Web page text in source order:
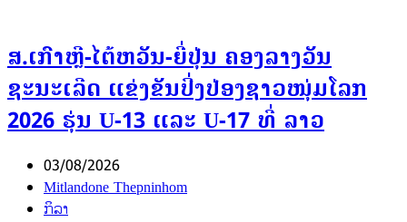
ສ.ເກົາຫຼີ-ໄຕ້ຫວັນ-ຍີ່ປຸ່ນ ຄອງລາງວັນ
ຊະນະເລີດ ແຂ່ງຂັນປິ່ງປ່ອງຊາວໜຸ່ມໂລກ
2026 ຮຸ່ນ U-13 ແລະ U-17 ທີ່ ລາວ
03/08/2026
Mitlandone Thepninhom
ກິລາ